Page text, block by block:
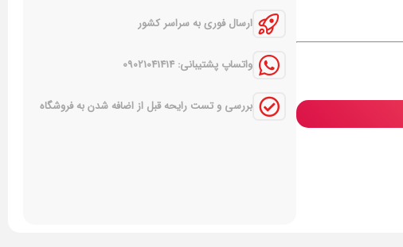
ارسال فوری به سراسر کشور
واتساپ پشتیبانی: 09021041414
بررسی و تست رایحه قبل از اضافه شدن به فروشگاه